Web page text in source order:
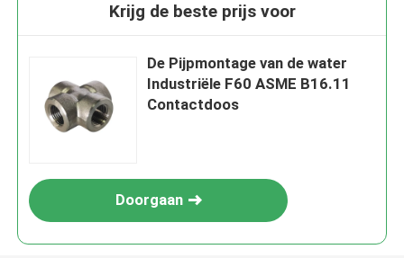
Krijg de beste prijs voor
De Pijpmontage van de water
Industriële F60 ASME B16.11
Contactdoos
Doorgaan